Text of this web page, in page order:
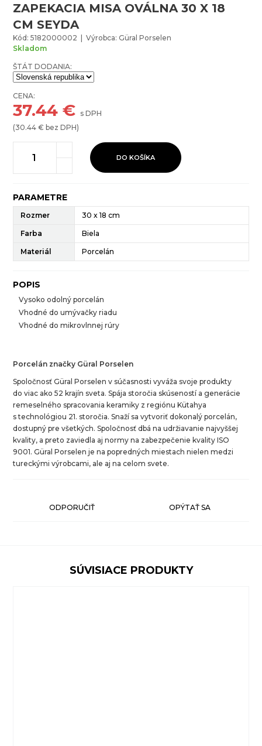
ZAPEKACIA MISA OVÁLNA 30 X 18
CM SEYDA
Kód: 5182000002 | Výrobca: Güral Porselen
Skladom
ŠTÁT DODANIA:
CENA:
37.44 € s DPH
(30.44 € bez DPH)
DO KOŠÍKA
PARAMETRE
Rozmer 30 x 18 cm
Farba Biela
Materiál Porcelán
POPIS
Vysoko odolný porcelán
Vhodné do umývačky riadu
Vhodné do mikrovlnnej rúry
Porcelán značky Güral Porselen
Spoločnosť Güral Porselen v súčasnosti vyváža svoje produkty
do viac ako 52 krajín sveta. Spája storočia skúseností a generácie
remeselného spracovania keramiky z regiónu Kütahya
s technológiou 21. storočia. Snaží sa vytvoriť dokonalý porcelán,
dostupný pre všetkých. Spoločnosť dbá na udržiavanie najvyššej
kvality, a preto zaviedla aj normy na zabezpečenie kvality ISO
9001. Güral Porselen je na popredných miestach nielen medzi
tureckými výrobcami, ale aj na celom svete.
ODPORUČIŤ OPÝTAŤ SA
SÚVISIACE PRODUKTY